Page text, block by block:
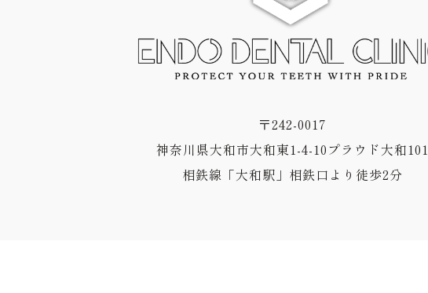
〒242-0017
神奈川県大和市大和東1-4-10プラウド大和101
相鉄線「大和駅」相鉄口より徒歩2分